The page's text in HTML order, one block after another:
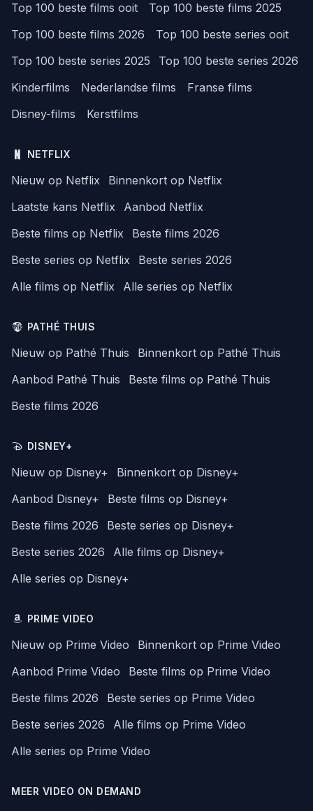
Top 100 beste films ooit
Top 100 beste films 2025
Top 100 beste films 2026
Top 100 beste series ooit
Top 100 beste series 2025
Top 100 beste series 2026
Kinderfilms
Nederlandse films
Franse films
Disney-films
Kerstfilms
NETFLIX
Nieuw op Netflix
Binnenkort op Netflix
Laatste kans Netflix
Aanbod Netflix
Beste films op Netflix
Beste films 2026
Beste series op Netflix
Beste series 2026
Alle films op Netflix
Alle series op Netflix
PATHÉ THUIS
Nieuw op Pathé Thuis
Binnenkort op Pathé Thuis
Aanbod Pathé Thuis
Beste films op Pathé Thuis
Beste films 2026
DISNEY+
Nieuw op Disney+
Binnenkort op Disney+
Aanbod Disney+
Beste films op Disney+
Beste films 2026
Beste series op Disney+
Beste series 2026
Alle films op Disney+
Alle series op Disney+
PRIME VIDEO
Nieuw op Prime Video
Binnenkort op Prime Video
Aanbod Prime Video
Beste films op Prime Video
Beste films 2026
Beste series op Prime Video
Beste series 2026
Alle films op Prime Video
Alle series op Prime Video
MEER VIDEO ON DEMAND